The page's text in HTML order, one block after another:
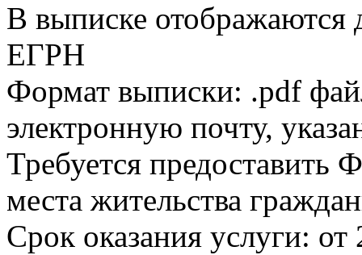
В выписке
ЕГРН
Формат выписки: .pdf
электронную почту,
Требуется
места жительства
Срок оказания услуги: от